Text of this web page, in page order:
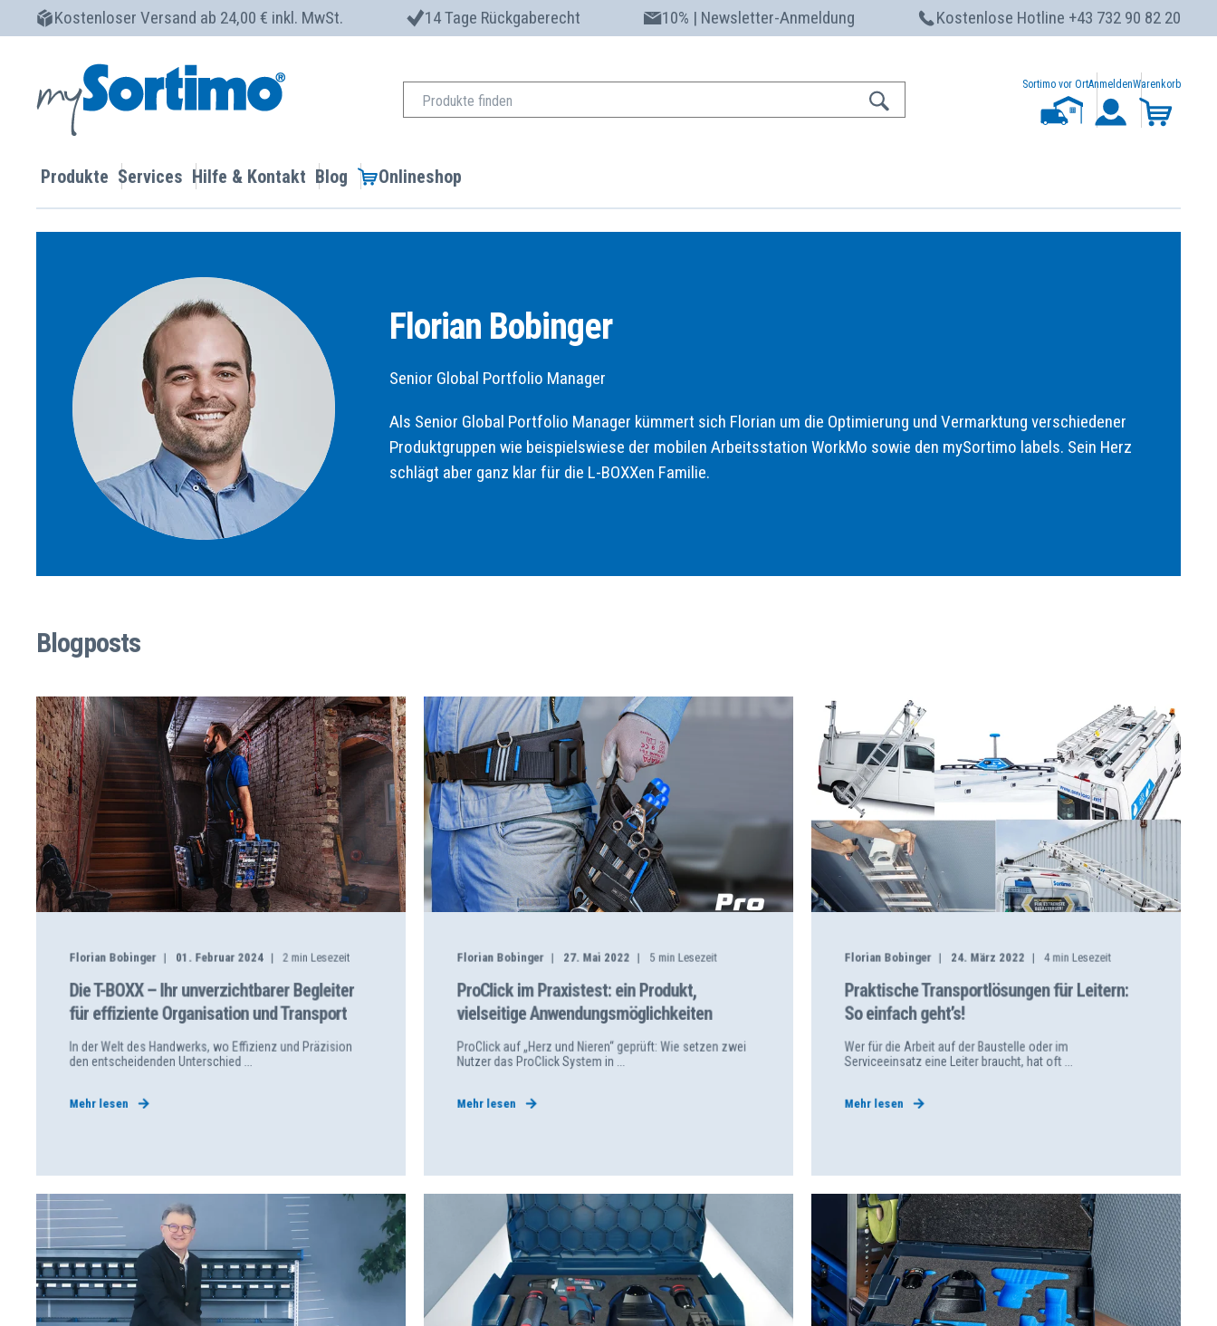
Kostenloser Versand ab 24,00 € inkl. MwSt. 14 Tage Rückgaberecht 10% | Newsletter-Anmeldung Kostenlose Hotline +43 732 90 82 20
Sortimo vor OrtAnmeldenWarenkorb
Produkte Services Hilfe & Kontakt Blog Onlineshop
Florian Bobinger
Senior Global Portfolio Manager
Als Senior Global Portfolio Manager kümmert sich Florian um die Optimierung und Vermarktung verschiedener
Produktgruppen wie beispielswiese der mobilen Arbeitsstation WorkMo sowie den mySortimo labels. Sein Herz
schlägt aber ganz klar für die L-BOXXen Familie.
Blogposts
Florian Bobinger 01. Februar 2024 2 min Lesezeit
Die T-BOXX – Ihr unverzichtbarer Begleiter
für effiziente Organisation und Transport
In der Welt des Handwerks, wo Effizienz und Präzision
den entscheidenden Unterschied ...
Mehr lesen
Florian Bobinger 27. Mai 2022 5 min Lesezeit
ProClick im Praxistest: ein Produkt,
vielseitige Anwendungsmöglichkeiten
ProClick auf „Herz und Nieren“ geprüft: Wie setzen zwei
Nutzer das ProClick System in ...
Mehr lesen
Florian Bobinger 24. März 2022 4 min Lesezeit
Praktische Transportlösungen für Leitern:
So einfach geht’s!
Wer für die Arbeit auf der Baustelle oder im
Serviceeinsatz eine Leiter braucht, hat oft ...
Mehr lesen